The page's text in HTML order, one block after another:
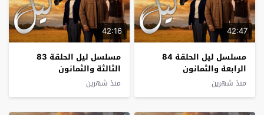
42:47
مسلسل ليل الحلقة 84
الرابعة والثمانون
منذ شهرين
42:16
مسلسل ليل الحلقة 83
الثالثة والثمانون
منذ شهرين